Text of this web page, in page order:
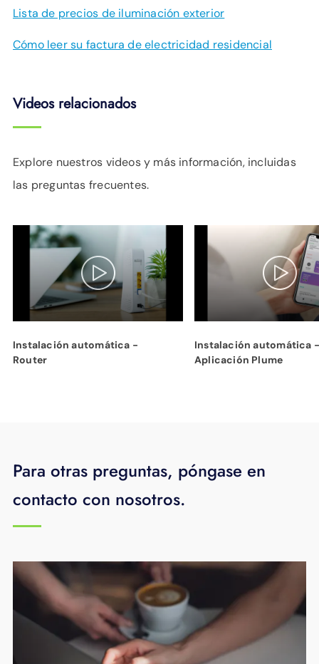
Lista de precios de iluminación exterior
Cómo leer su factura de electricidad residencial
Videos relacionados
Explore nuestros videos y más información, incluidas
las preguntas frecuentes.
Instalación automática -
Router
Instalación automática -
Aplicación Plume
Para otras preguntas, póngase en
contacto con nosotros.